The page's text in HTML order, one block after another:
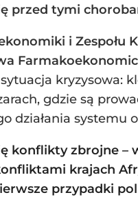
przed tymi
i
kryzysowa:
gdzie są
działania systemu
konflikty zbrojne
krajach
przypadki